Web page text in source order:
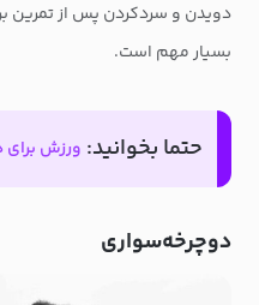
دویدن و سردکردن پس از تمرین
بسیار مهم است.
حتما بخوانید: ورزش برای
دوچرخه‌سواری